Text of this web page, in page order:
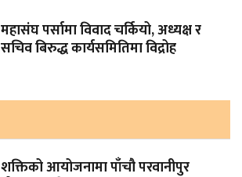
महासंघ पर्सामा विवाद चर्कियो, अध्यक्ष र
सचिव बिरुद्ध कार्यसमितिमा विद्रोह
शक्तिको आयोजनामा पाँचौ परवानीपुर